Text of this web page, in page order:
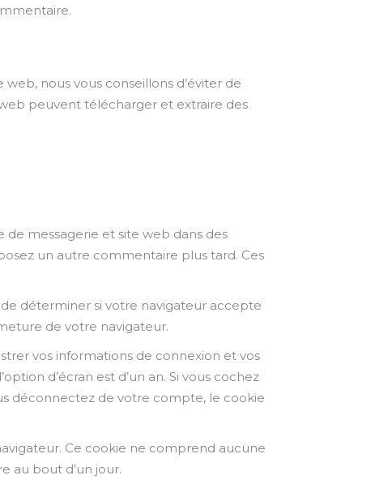
nous vous conseillons d’éviter de
peuvent télécharger et extraire des
de messagerie et site web dans des
un autre commentaire plus tard. Ces
déterminer si votre navigateur accepte
de votre navigateur.
vos informations de connexion et vos
d’écran est d’un an. Si vous cochez
déconnectez de votre compte, le cookie
Ce cookie ne comprend aucune
au bout d’un jour.